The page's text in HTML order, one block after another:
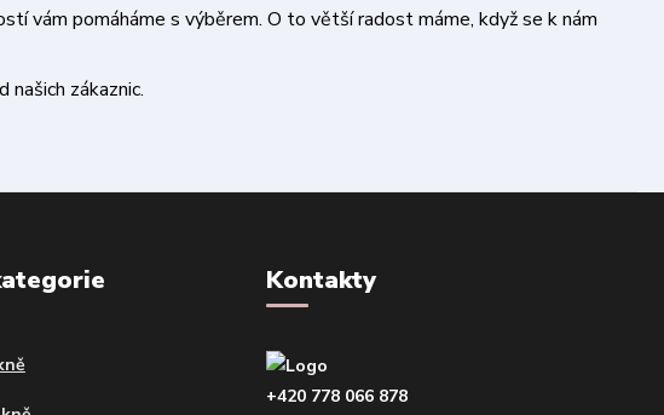
vám pomáháme s výběrem. O to větší radost máme, když se k nám
zákaznic.
Kontakty
+420 778 066 878